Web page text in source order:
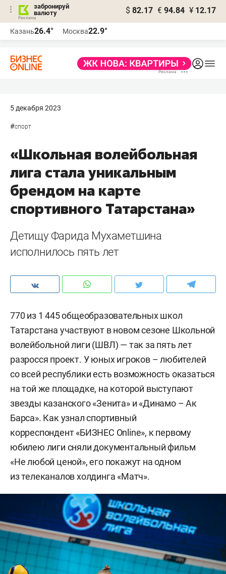
забронируй
валюту
$ 82.17 € 94.84 ¥ 12.17
Казань26.4° Москва22.9°
5 декабря 2023
#спорт
«Школьная волейбольная
лига стала уникальным
брендом на карте
спортивного Татарстана»
Детищу Фарида Мухаметшина
исполнилось пять лет
770 из 1 445 общеобразовательных школ
Татарстана участвуют в новом сезоне Школьной
волейбольной лиги (ШВЛ) — так за пять лет
разросся проект. У юных игроков – любителей
со всей республики есть возможность оказаться
на той же площадке, на которой выступают
звезды казанского «Зенита» и «Динамо – Ак
Барса». Как узнал спортивный
корреспондент «БИЗНЕС Online», к первому
юбилею лиги сняли документальный фильм
«Не любой ценой», его покажут на одном
из телеканалов холдинга «Матч».